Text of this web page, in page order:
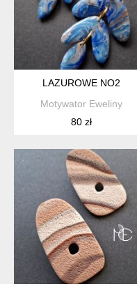
LAZUROWE NO2
Motywator Eweliny
80 zł